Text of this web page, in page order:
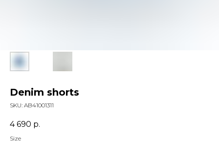
Denim shorts
SKU: AB41001311
4 690 р.
Size